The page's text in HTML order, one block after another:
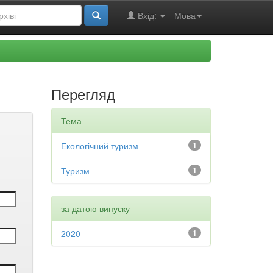
Мова
Вхід:
Перегляд
Тема
1
Екологічний туризм
1
Туризм
за датою випуску
1
2020